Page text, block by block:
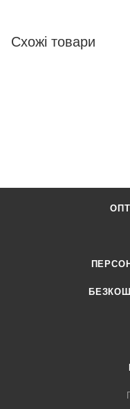
Схожі товари